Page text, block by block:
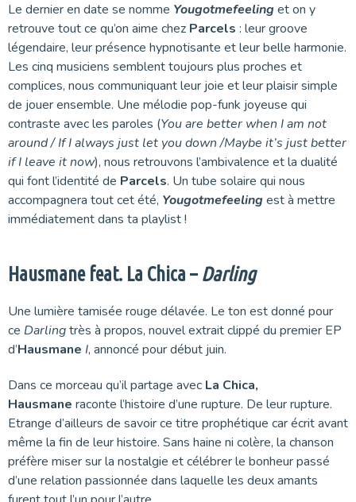
Le dernier en date se nomme Yougotmefeeling et on y
retrouve tout ce qu’on aime chez Parcels : leur groove
légendaire, leur présence hypnotisante et leur belle harmonie.
Les cinq musiciens semblent toujours plus proches et
complices, nous communiquant leur joie et leur plaisir simple
de jouer ensemble. Une mélodie pop-funk joyeuse qui
contraste avec les paroles (You are better when I am not
around / If I always just let you down /Maybe it’s just better
if I leave it now), nous retrouvons l’ambivalence et la dualité
qui font l’identité de Parcels. Un tube solaire qui nous
accompagnera tout cet été, Yougotmefeeling est à mettre
immédiatement dans ta playlist !
Hausmane feat. La Chica – Darling
Une lumière tamisée rouge délavée. Le ton est donné pour
ce Darlingtrès à propos, nouvel extrait clippé du premier EP
d’Hausmane I, annoncé pour début juin.
Dans ce morceau qu’il partage avec La Chica,
Hausmane raconte l’histoire d’une rupture. De leur rupture.
Etrange d’ailleurs de savoir ce titre prophétique car écrit avant
même la fin de leur histoire. Sans haine ni colère, la chanson
préfère miser sur la nostalgie et célébrer le bonheur passé
d’une relation passionnée dans laquelle les deux amants